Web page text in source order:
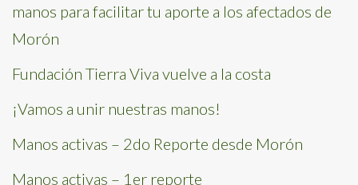
manos para facilitar tu aporte a los afectados de
Morón
Fundación Tierra Viva vuelve a la costa
¡Vamos a unir nuestras manos!
Manos activas – 2do Reporte desde Morón
Manos activas – 1er reporte